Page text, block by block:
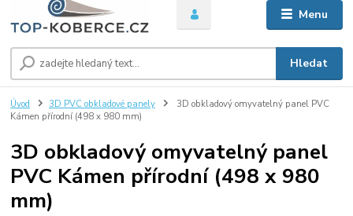
Menu
Hledat
Úvod 3D PVC obkladové panely
3D obkladový omyvatelný panel PVC
Kámen přírodní (498 х 980 mm)
3D obkladový omyvatelný panel
PVC Kámen přírodní (498 х 980
mm)